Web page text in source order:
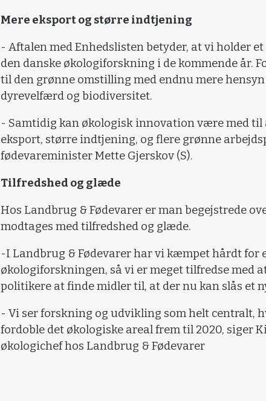
Mere eksport og større indtjening
- Aftalen med Enhedslisten betyder, at vi holder
den danske økologiforskning i de kommende år.
til den grønne omstilling med endnu mere
dyrevelfærd og biodiversitet.
- Samtidig kan økologisk innovation være med til
eksport, større indtjening, og flere grønne
fødevareminister Mette Gjerskov (S).
Tilfredshed og glæde
Hos Landbrug & Fødevarer er man begejstrede
modtages med tilfredshed og glæde.
-I Landbrug & Fødevarer har vi kæmpet hårdt for
økologiforskningen, så vi er meget tilfredse med
politikere at finde midler til, at der nu kan slås et
- Vi ser forskning og udvikling som helt centralt,
fordoble det økologiske areal frem til 2020, siger
økologichef hos Landbrug & Fødevarer